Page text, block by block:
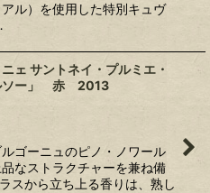
ル）を使用した特別キュヴ
ェ サントネイ・プルミエ・
ソー」 赤 2013
ゴーニュのピノ・ノワール
なストラクチャーを兼ね備
スから立ち上る香りは、熟し